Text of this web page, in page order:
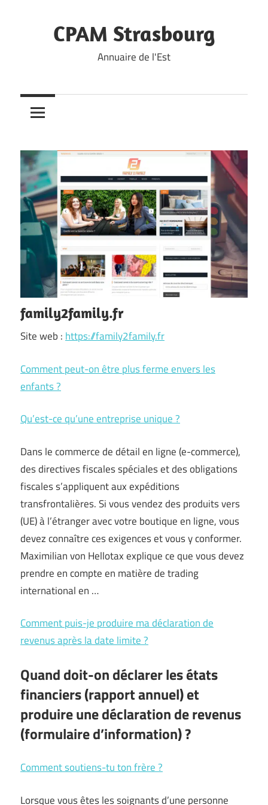
CPAM Strasbourg
Annuaire de l'Est
family2family.fr
Site web : https://family2family.fr
Comment peut-on être plus ferme envers les
enfants ?
Qu’est-ce qu’une entreprise unique ?
Dans le commerce de détail en ligne (e-commerce),
des directives fiscales spéciales et des obligations
fiscales s’appliquent aux expéditions
transfrontalières. Si vous vendez des produits vers
(UE) à l’étranger avec votre boutique en ligne, vous
devez connaître ces exigences et vous y conformer.
Maximilian von Hellotax explique ce que vous devez
prendre en compte en matière de trading
international en …
Comment puis-je produire ma déclaration de
revenus après la date limite ?
Quand doit-on déclarer les états
financiers (rapport annuel) et
produire une déclaration de revenus
(formulaire d’information) ?
Comment soutiens-tu ton frère ?
Lorsque vous êtes les soignants d’une personne